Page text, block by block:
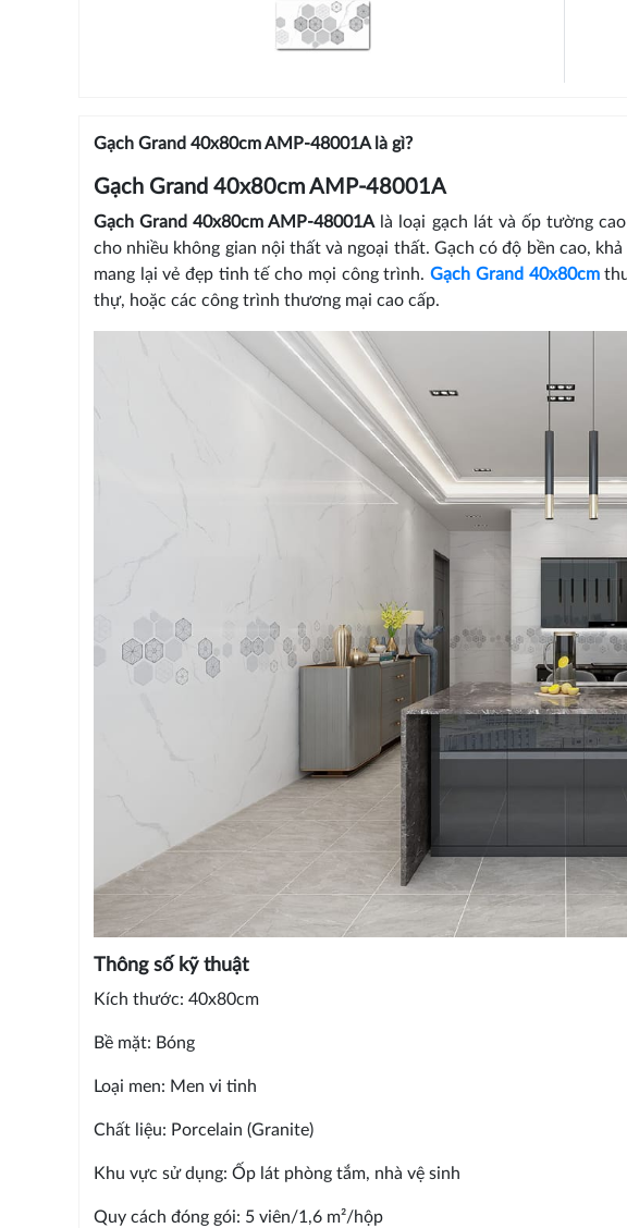
Gạch Grand 40x80cm AMP-48001A là gì?
Gạch Grand 40x80cm AMP-48001A
Gạch Grand 40x80cm AMP-48001A là loại gạch lát và ốp tường
cho nhiều không gian nội thất và ngoại thất. Gạch có độ bền cao,
mang lại vẻ đẹp tinh tế cho mọi công trình.Gạch Grand 40x80cm
thự, hoặc các công trình thương mại cao cấp.
Thông số kỹ thuật
Kích thước: 40x80cm
Bề mặt: Bóng
Loại men: Men vi tinh
Chất liệu: Porcelain (Granite)
Khu vực sử dụng: Ốp lát phòng tắm, nhà vệ sinh
Quy cách đóng gói: 5 viên/1,6 m²/hộp